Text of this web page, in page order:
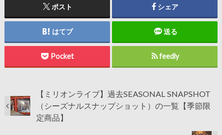
ポスト シェア
はてブ 送る
Pocket feedly
【ミリオンライブ】過去SEASONAL SNAPSHOT
（シーズナルスナップショット）の一覧【季節限
定商品】